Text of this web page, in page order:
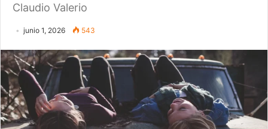
Claudio Valerio
junio 1, 2026 543